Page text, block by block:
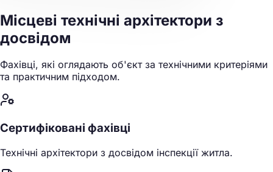
Місцеві технічні архітектори з
досвідом
Фахівці, які оглядають об'єкт за технічними критеріями
та практичним підходом.
Сертифіковані фахівці
Технічні архітектори з досвідом інспекції житла.